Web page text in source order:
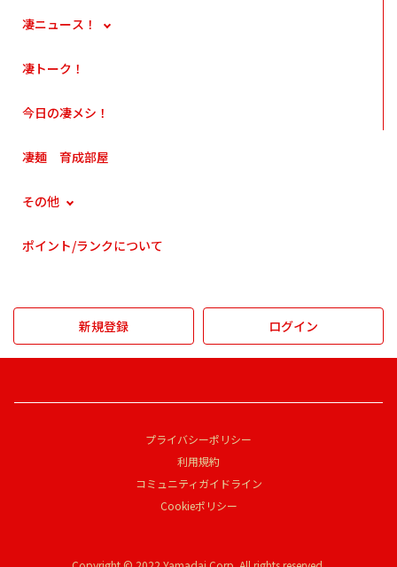
凄ニュース！
凄トーク！
今日の凄メシ！
凄麺 育成部屋
その他
ポイント/ランクについて
新規登録 ログイン
プライバシーポリシー
利用規約
コミュニティガイドライン
Cookieポリシー